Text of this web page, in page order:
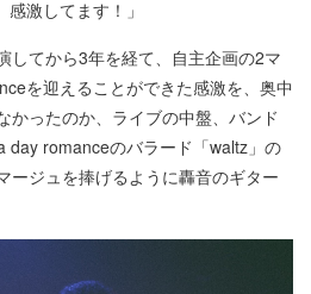
激してます！」
してから3年を経て、自主企画の2マ
を迎えることができた感激を、奥中
かったのか、ライブの中盤、バンド
day romanceのバラード「waltz」の
ージュを捧げるように轟音のギター